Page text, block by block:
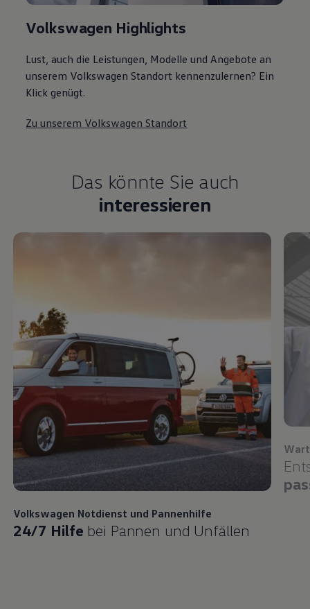
Volkswagen Highlights
Lust, auch die Leistungen, Modelle und Angebote an
unserem Volkswagen Standort kennenzulernen? Ein
Klick genügt.
Zu unserem Volkswagen Standort
Das könnte Sie auch
interessieren
Volkswagen Notdienst und Pannenhilfe
24/7 Hilfe bei Pannen und Unfällen